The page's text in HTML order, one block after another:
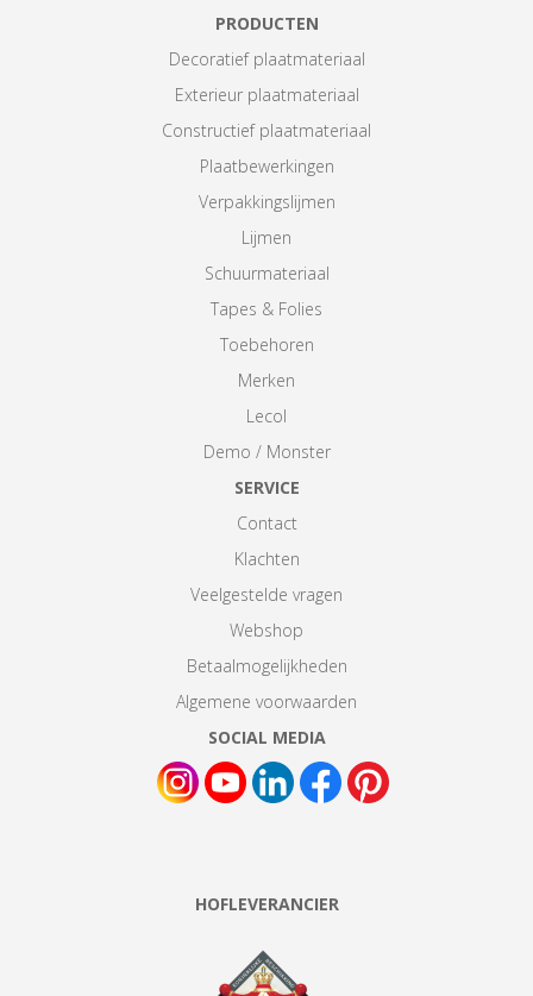
PRODUCTEN
Decoratief plaatmateriaal
Exterieur plaatmateriaal
Constructief plaatmateriaal
Plaatbewerkingen
Verpakkingslijmen
Lijmen
Schuurmateriaal
Tapes & Folies
Toebehoren
Merken
Lecol
Demo / Monster
SERVICE
Contact
Klachten
Veelgestelde vragen
Webshop
Betaalmogelijkheden
Algemene voorwaarden
SOCIAL MEDIA
HOFLEVERANCIER